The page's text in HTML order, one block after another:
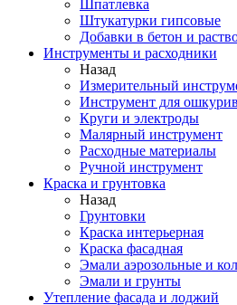
Шпатлевка
Штукатурки гипсовые
Добавки в бетон и
Инструменты и расходники
Назад
Измерительный
Инструмент для
Круги и электроды
Малярный инструмент
Расходные материалы
Ручной инструмент
Краска и грунтовка
Назад
Грунтовки
Краска интерьерная
Краска фасадная
Эмали аэрозольные и
Эмали и грунты
Утепление фасада и лоджий